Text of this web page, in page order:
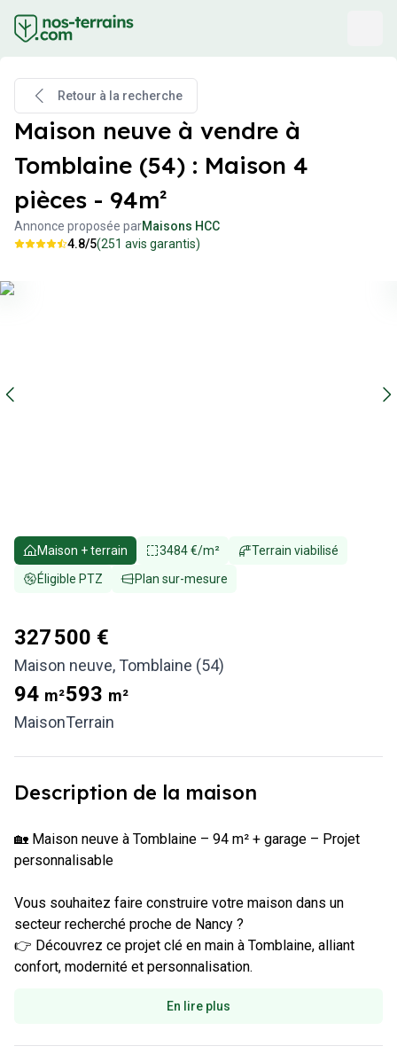
Retour à la recherche
Maison neuve à vendre à
Tomblaine (54) : Maison 4
pièces - 94m²
Annonce proposée parMaisons HCC
4.8/5(251 avis garantis)
Maison + terrain 3484 €/m²
Terrain viabilisé
Éligible PTZ
Plan sur-mesure
327 500 €
Maison neuve, Tomblaine (54)
94 m²
Maison
593 m²
Terrain
Description de la maison
🏡 Maison neuve à Tomblaine – 94 m² + garage – Projet
personnalisable
Vous souhaitez faire construire votre maison dans un
secteur recherché proche de Nancy ?
👉 Découvrez ce projet clé en main à Tomblaine, alliant
En lire plus